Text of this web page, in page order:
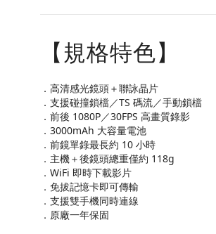
【規格特色】
．高清感光鏡頭＋聯詠晶片
．支援碰撞鎖檔／TS 碼流／手動鎖檔
．前後 1080P／30FPS 高畫質錄影
．3000mAh 大容量電池
．前鏡單錄最長約 10 小時
．主機＋後鏡頭總重僅約 118g
．WiFi 即時下載影片
．免拔記憶卡即可傳輸
．支援雙手機同時連線
．原廠一年保固